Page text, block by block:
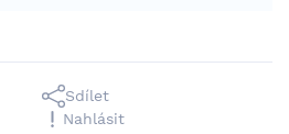
Sdílet
Nahlásit